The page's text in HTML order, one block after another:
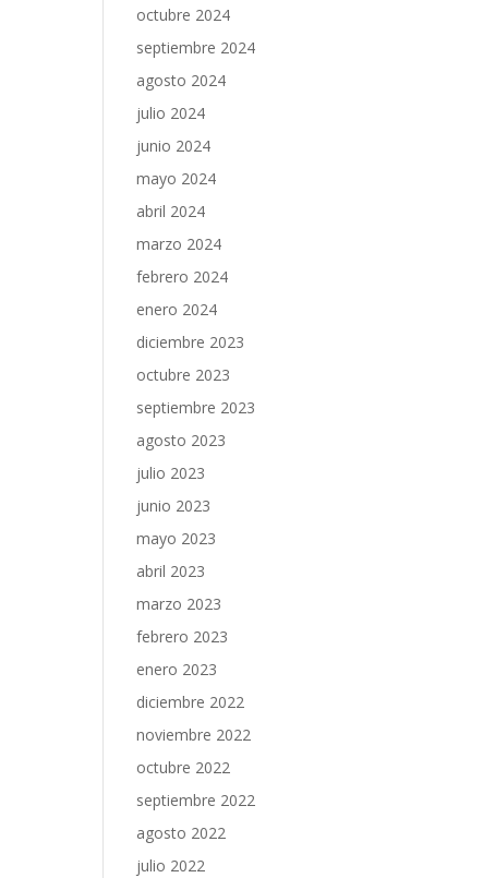
octubre 2024
septiembre 2024
agosto 2024
julio 2024
junio 2024
mayo 2024
abril 2024
marzo 2024
febrero 2024
enero 2024
diciembre 2023
octubre 2023
septiembre 2023
agosto 2023
julio 2023
junio 2023
mayo 2023
abril 2023
marzo 2023
febrero 2023
enero 2023
diciembre 2022
noviembre 2022
octubre 2022
septiembre 2022
agosto 2022
julio 2022